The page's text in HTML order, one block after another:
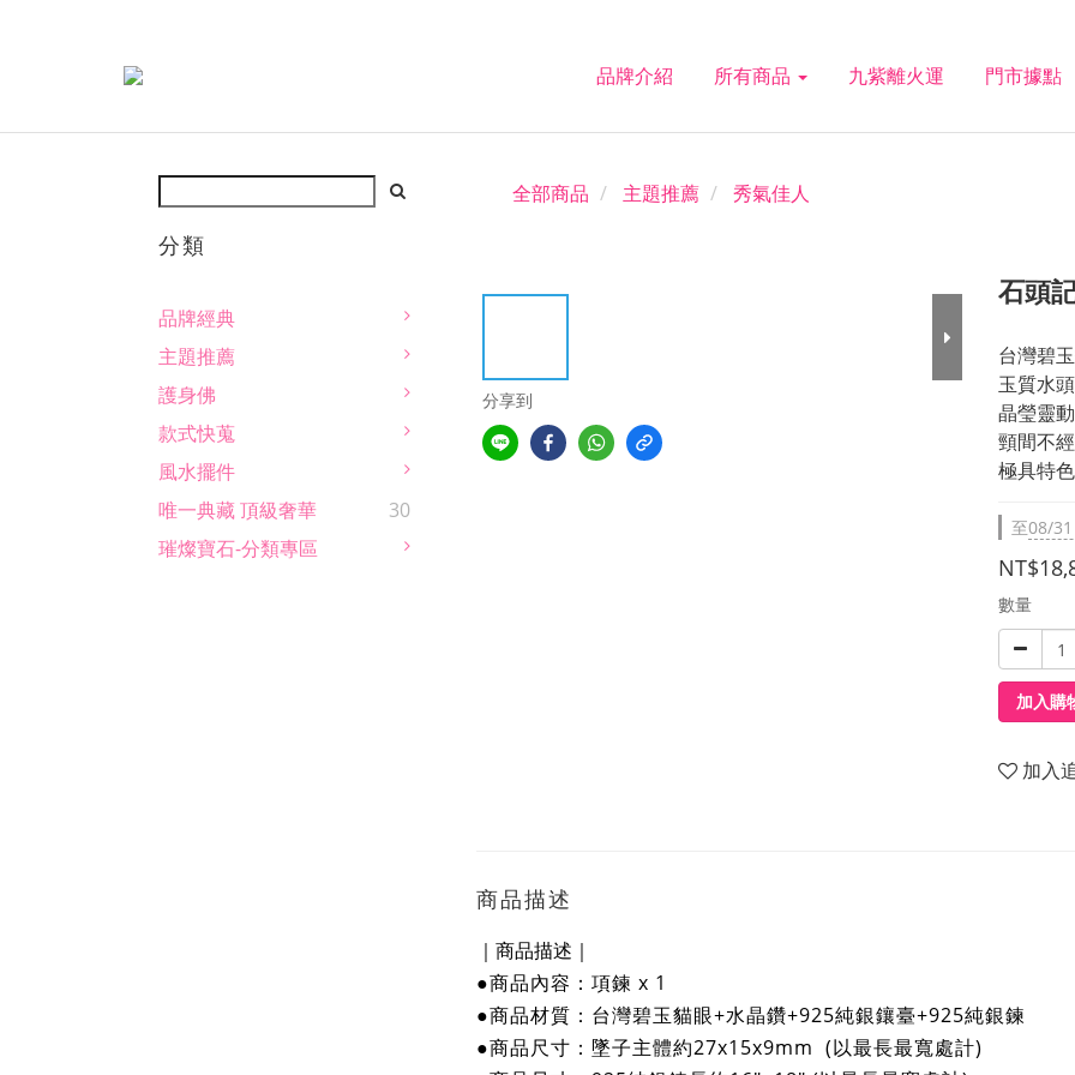
品牌介紹 所有商品 九紫離火運 門市據點
分類
品牌經典
主題推薦
護身佛
款式快蒐
風水擺件
唯一典藏 頂級奢華
30
璀燦寶石-分類專區
全部商品 主題推薦 秀氣佳人
分享到
石頭
台灣碧
玉質水
晶瑩靈
頸間不
極具特
至08/
數量
加入購
加入
商品描述
｜商品描述｜
●商品內容：項鍊 x 1
●商品材質：台灣碧玉貓眼+水晶鑽+925純銀鑲臺+925純銀鍊
●商品尺寸：墜子主體約27x15x9mm (以最長最寬處計)